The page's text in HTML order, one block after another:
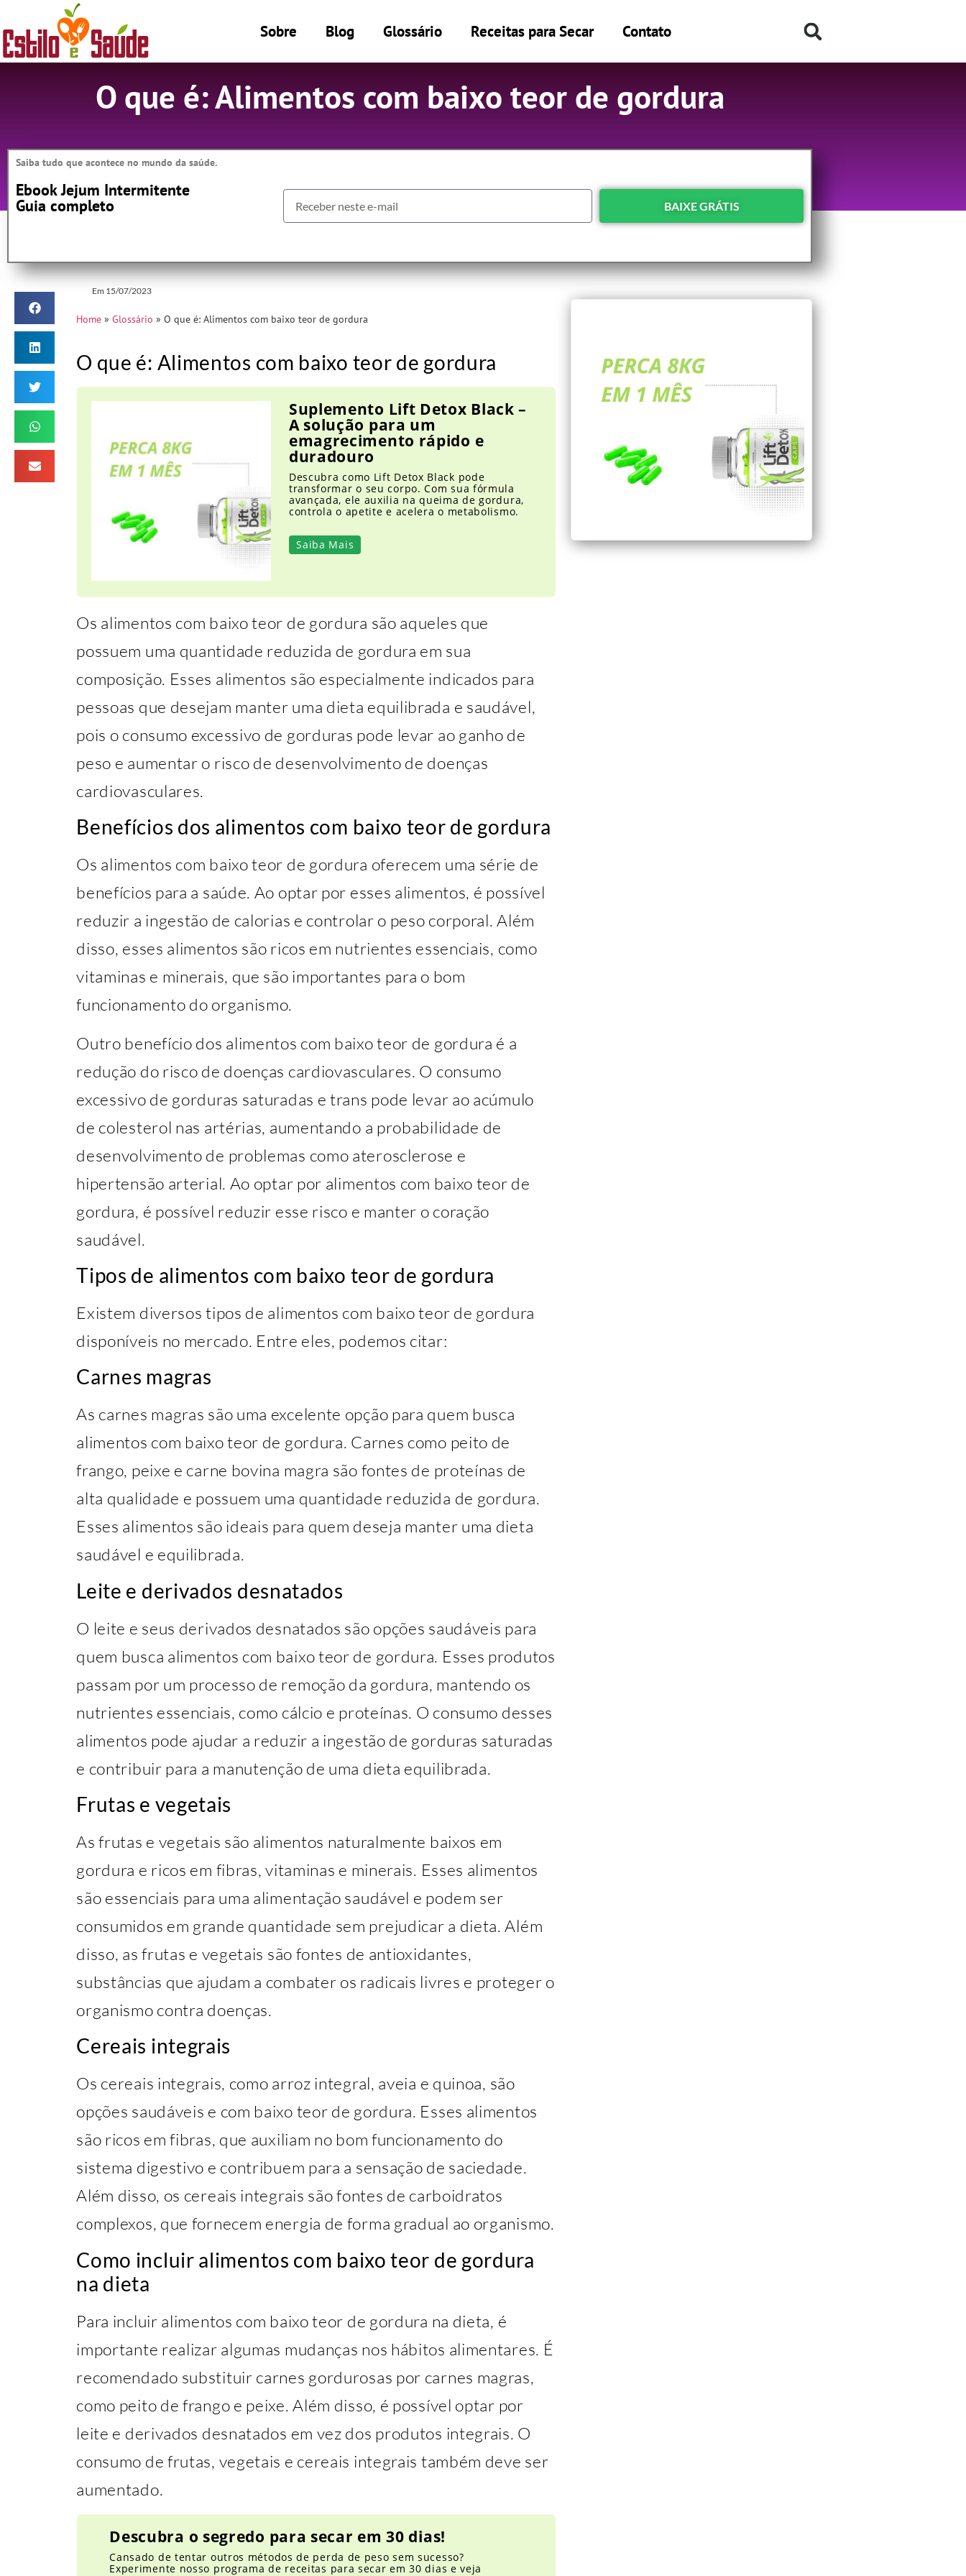
Sobre Blog Glossário Receitas para Secar Contato
O que é: Alimentos com baixo teor de gordura
Saiba tudo que acontece no mundo da saúde.
Ebook Jejum Intermitente
Guia completo BAIXE GRÁTIS
Em 15/07/2023
Home »Glossário »O que é: Alimentos com baixo teor de gordura
O que é: Alimentos com baixo teor de gordura
Suplemento Lift Detox Black –
A solução para um
emagrecimento rápido e
duradouro
Descubra como Lift Detox Black pode
transformar o seu corpo. Com sua fórmula
avançada, ele auxilia na queima de gordura,
controla o apetite e acelera o metabolismo.
Saiba Mais
Os alimentos com baixo teor de gordura são aqueles que
possuem uma quantidade reduzida de gordura em sua
composição. Esses alimentos são especialmente indicados para
pessoas que desejam manter uma dieta equilibrada e saudável,
pois o consumo excessivo de gorduras pode levar ao ganho de
peso e aumentar o risco de desenvolvimento de doenças
cardiovasculares.
Benefícios dos alimentos com baixo teor de gordura
Os alimentos com baixo teor de gordura oferecem uma série de
benefícios para a saúde. Ao optar por esses alimentos, é possível
reduzir a ingestão de calorias e controlar o peso corporal. Além
disso, esses alimentos são ricos em nutrientes essenciais, como
vitaminas e minerais, que são importantes para o bom
funcionamento do organismo.
Outro benefício dos alimentos com baixo teor de gordura é a
redução do risco de doenças cardiovasculares. O consumo
excessivo de gorduras saturadas e trans pode levar ao acúmulo
de colesterol nas artérias, aumentando a probabilidade de
desenvolvimento de problemas como aterosclerose e
hipertensão arterial. Ao optar por alimentos com baixo teor de
gordura, é possível reduzir esse risco e manter o coração
saudável.
Tipos de alimentos com baixo teor de gordura
Existem diversos tipos de alimentos com baixo teor de gordura
disponíveis no mercado. Entre eles, podemos citar:
Carnes magras
As carnes magras são uma excelente opção para quem busca
alimentos com baixo teor de gordura. Carnes como peito de
frango, peixe e carne bovina magra são fontes de proteínas de
alta qualidade e possuem uma quantidade reduzida de gordura.
Esses alimentos são ideais para quem deseja manter uma dieta
saudável e equilibrada.
Leite e derivados desnatados
O leite e seus derivados desnatados são opções saudáveis para
quem busca alimentos com baixo teor de gordura. Esses produtos
passam por um processo de remoção da gordura, mantendo os
nutrientes essenciais, como cálcio e proteínas. O consumo desses
alimentos pode ajudar a reduzir a ingestão de gorduras saturadas
e contribuir para a manutenção de uma dieta equilibrada.
Frutas e vegetais
As frutas e vegetais são alimentos naturalmente baixos em
gordura e ricos em fibras, vitaminas e minerais. Esses alimentos
são essenciais para uma alimentação saudável e podem ser
consumidos em grande quantidade sem prejudicar a dieta. Além
disso, as frutas e vegetais são fontes de antioxidantes,
substâncias que ajudam a combater os radicais livres e proteger o
organismo contra doenças.
Cereais integrais
Os cereais integrais, como arroz integral, aveia e quinoa, são
opções saudáveis e com baixo teor de gordura. Esses alimentos
são ricos em fibras, que auxiliam no bom funcionamento do
sistema digestivo e contribuem para a sensação de saciedade.
Além disso, os cereais integrais são fontes de carboidratos
complexos, que fornecem energia de forma gradual ao organismo.
Como incluir alimentos com baixo teor de gordura
na dieta
Para incluir alimentos com baixo teor de gordura na dieta, é
importante realizar algumas mudanças nos hábitos alimentares. É
recomendado substituir carnes gordurosas por carnes magras,
como peito de frango e peixe. Além disso, é possível optar por
leite e derivados desnatados em vez dos produtos integrais. O
consumo de frutas, vegetais e cereais integrais também deve ser
aumentado.
Descubra o segredo para secar em 30 dias!
Cansado de tentar outros métodos de perda de peso sem sucesso?
Experimente nosso programa de receitas para secar em 30 dias e veja